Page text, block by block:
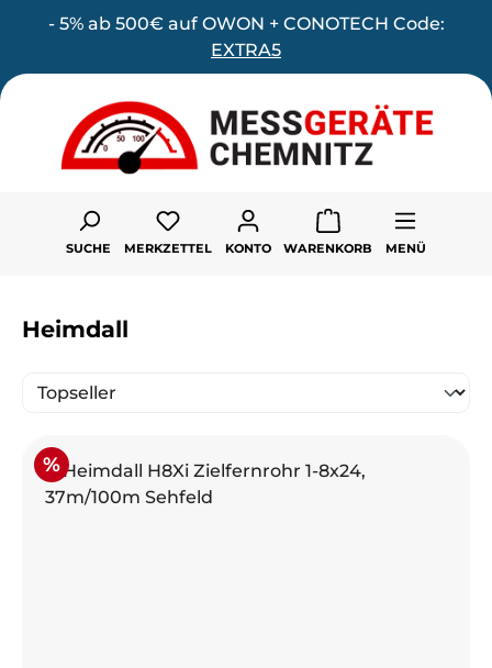
Zum Hauptinhalt springen
- 5% ab 500€ auf OWON + CONOTECH Code:
EXTRA5
SUCHE
Du hast 0 Produkte auf dem
MERKZETTEL KONTO WARENKORB MENÜ
Heimdall
Rabatt
%